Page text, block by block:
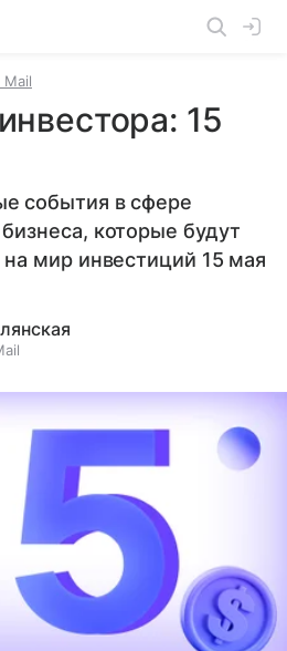
15
события в сфере
которые будут
мир инвестиций 15 мая